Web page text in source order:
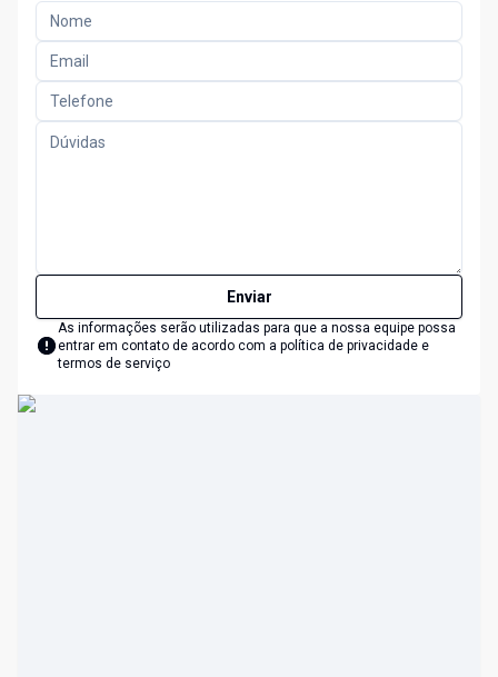
Enviar
As informações serão utilizadas para que a nossa equipe possa
entrar em contato de acordo com a política de privacidade e
termos de serviço